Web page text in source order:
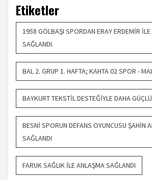
Etiketler
1958 GÖLBAŞI SPORDAN ERAY ERDEMIR
SAĞLANDI.
BAL 2. GRUP 1. HAFTA; KAHTA 02 SPOR -
BAYKURT TEKSTIL DESTEĞIYLE DAHA
BESNI SPORUN DEFANS OYUNCUSU ŞAHIN
SAĞLANDI
FARUK SAĞLIK ILE ANLAŞMA SAĞLANDI